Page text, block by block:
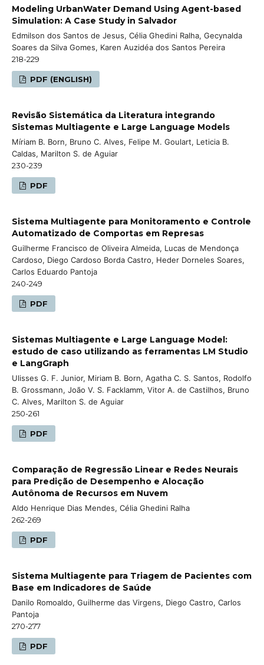
Modeling UrbanWater Demand Using Agent-based
Simulation: A Case Study in Salvador
Edmilson dos Santos de Jesus, Célia Ghedini Ralha, Gecynalda
Soares da Silva Gomes, Karen Auzidéa dos Santos Pereira
218-229
PDF (ENGLISH)
Revisão Sistemática da Literatura integrando
Sistemas Multiagente e Large Language Models
Míriam B. Born, Bruno C. Alves, Felipe M. Goulart, Leticia B.
Caldas, Marilton S. de Aguiar
230-239
PDF
Sistema Multiagente para Monitoramento e Controle
Automatizado de Comportas em Represas
Guilherme Francisco de Oliveira Almeida, Lucas de Mendonça
Cardoso, Diego Cardoso Borda Castro, Heder Dorneles Soares,
Carlos Eduardo Pantoja
240-249
PDF
Sistemas Multiagente e Large Language Model:
estudo de caso utilizando as ferramentas LM Studio
e LangGraph
Ulisses G. F. Junior, Miriam B. Born, Agatha C. S. Santos, Rodolfo
B. Grossmann, João V. S. Facklamm, Vitor A. de Castilhos, Bruno
C. Alves, Marilton S. de Aguiar
250-261
PDF
Comparação de Regressão Linear e Redes Neurais
para Predição de Desempenho e Alocação
Autônoma de Recursos em Nuvem
Aldo Henrique Dias Mendes, Célia Ghedini Ralha
262-269
PDF
Sistema Multiagente para Triagem de Pacientes com
Base em Indicadores de Saúde
Danilo Romoaldo, Guilherme das Virgens, Diego Castro, Carlos
Pantoja
270-277
PDF